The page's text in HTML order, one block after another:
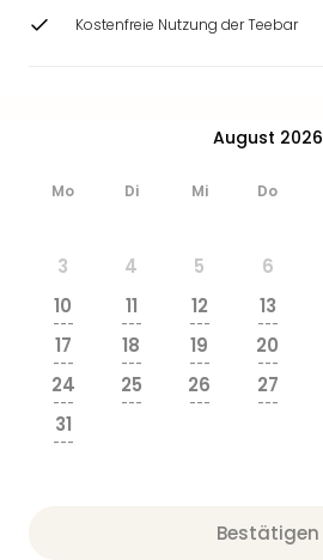
Kostenfreie Nutzung der Teebar
August 2026
Mo Di Mi Do
3
4 5 6
10
---
11
---
12
---
13
---
17
---
18
---
19
---
20
---
24
---
25
---
26
---
27
---
31
---
Bestätigen